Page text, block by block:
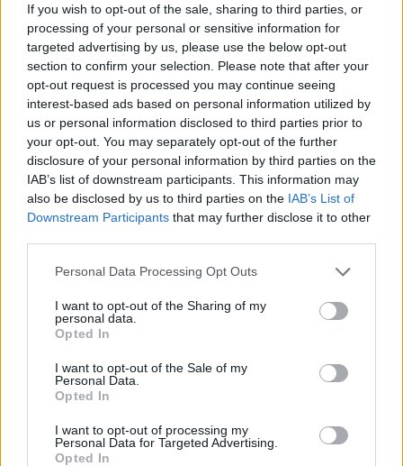
If you wish to opt-out of the sale, sharing to third parties, or
processing of your personal or sensitive information for
targeted advertising by us, please use the below opt-out
section to confirm your selection. Please note that after your
opt-out request is processed you may continue seeing
interest-based ads based on personal information utilized by
us or personal information disclosed to third parties prior to
your opt-out. You may separately opt-out of the further
disclosure of your personal information by third parties on the
IAB’s list of downstream participants. This information may
also be disclosed by us to third parties on the IAB’s List of
Downstream Participants that may further disclose it to other
Personal Data Processing Opt Outs
I want to opt-out of the Sharing of my
personal data.
Opted In
I want to opt-out of the Sale of my
Personal Data.
Opted In
I want to opt-out of processing my
Personal Data for Targeted Advertising.
Opted In
Medvét ütött el egy sofőr, a
nagyvad el tudott menekülni
a baleset helyszínéről
Székely Sport
Szembementek a trenddel: a
Sepsi OSK és az FK
Csíkszereda kilóg a sorból a
Szuperligában
Krónika
Majka életveszélyes
fenyegetés miatt lemondta
Ősszel új elnököt választ a
Hargita megyei